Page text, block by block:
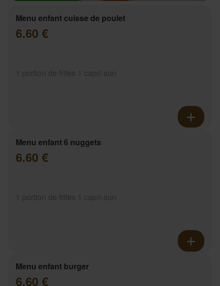
Menu enfant cuisse de poulet
6.60 €
Menu enfant 6 nuggets
6.60 €
Menu enfant burger
6.60 €